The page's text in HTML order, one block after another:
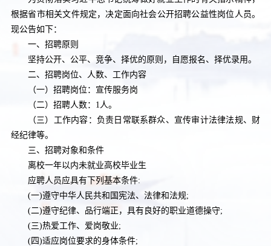
根据省市相关文件规定，决定面向社会公开招聘公益性岗位人员。
现公告如下：
一、招聘原则
坚持公开、公平、竞争、择优的原则，自愿报名、择优录用。
二、招聘岗位、人数、工作内容
（一）招聘岗位：宣传服务岗
（二）招聘人数： 1人。
（三）工作内容：负责日常联系群众、宣传审计法律法规、财
经纪律等。
三、招聘对象和条件
离校一年以内未就业高校毕业生
应聘人员应具有下列基本条件:
(一)遵守中华人民共和国宪法、法律和法规;
(二)遵守纪律、品行端正，具有良好的职业道德操守;
(三)热爱工作、爱岗敬业;
(四)适应岗位要求的身体条件;